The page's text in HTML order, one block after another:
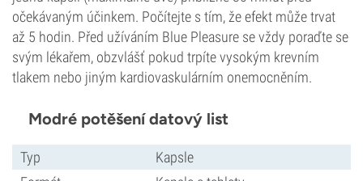
očekávaným účinkem. Počítejte s tím, že efekt může trvat
až 5 hodin. Před užíváním Blue Pleasure se vždy poraďte se
svým lékařem, obzvlášť pokud trpíte vysokým krevním
tlakem nebo jiným kardiovaskulárním onemocněním.
Modré potěšení datový list
Typ
Kapsle